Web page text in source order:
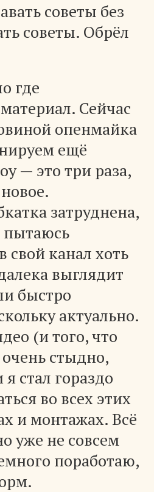
советы без
советы. Обрёл
где
Сейчас
опенмайка
ещё
— это три раза,
затруднена,
пытаюсь
свой канал хоть
выглядит
быстро
актуально.
(и того, что
стыдно,
стал гораздо
во всех этих
и монтажах. Всё
уже не совсем
поработаю,